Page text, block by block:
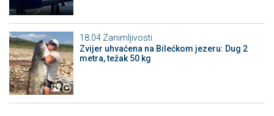
18:04 Zanimljivosti
Zvijer uhvaćena na Bilećkom jezeru: Dug 2
metra, težak 50 kg